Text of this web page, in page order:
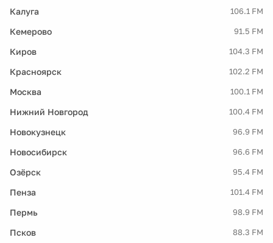
Калуга 106.1 FM
Кемерово 91.5 FM
Киров 104.3 FM
Красноярск 102.2 FM
Москва 100.1 FM
Нижний Новгород 100.4 FM
Новокузнецк 96.9 FM
Новосибирск 96.6 FM
Озёрск 95.4 FM
Пенза 101.4 FM
Пермь 98.9 FM
Псков 88.3 FM